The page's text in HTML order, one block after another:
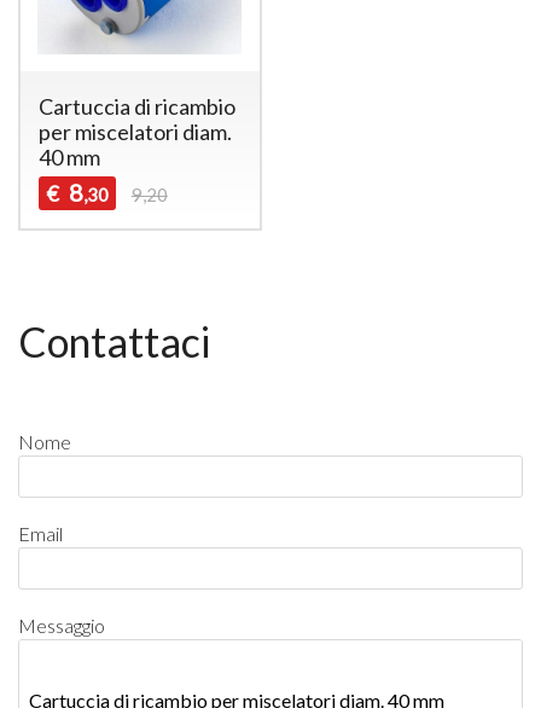
Cartuccia di ricambio
per miscelatori diam.
40 mm
€ 8,30 9,20
Contattaci
Nome
Email
Messaggio